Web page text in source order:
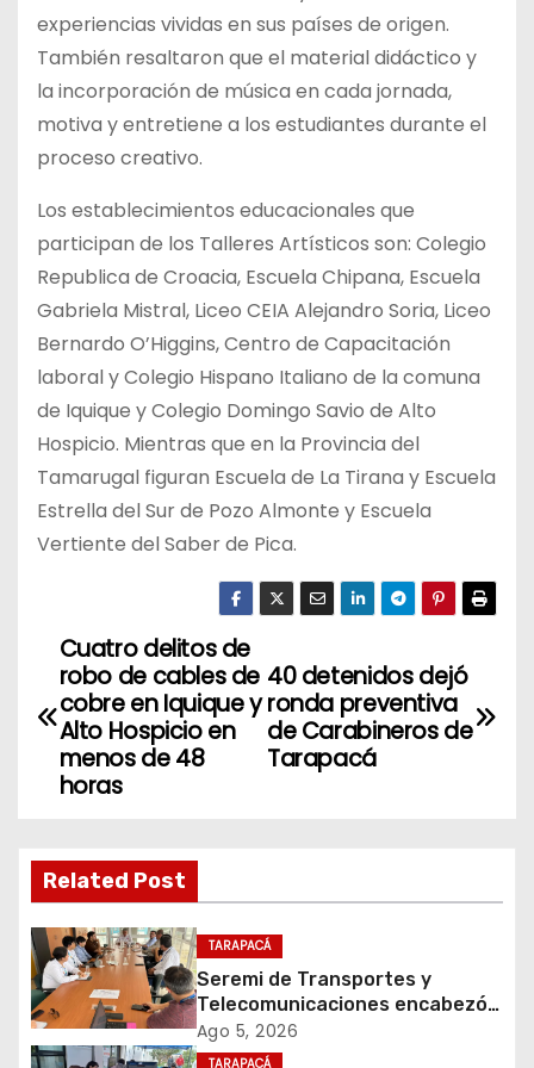
experiencias vividas en sus países de origen.
También resaltaron que el material didáctico y
la incorporación de música en cada jornada,
motiva y entretiene a los estudiantes durante el
proceso creativo.
Los establecimientos educacionales que
participan de los Talleres Artísticos son: Colegio
Republica de Croacia, Escuela Chipana, Escuela
Gabriela Mistral, Liceo CEIA Alejandro Soria, Liceo
Bernardo O’Higgins, Centro de Capacitación
laboral y Colegio Hispano Italiano de la comuna
de Iquique y Colegio Domingo Savio de Alto
Hospicio. Mientras que en la Provincia del
Tamarugal figuran Escuela de La Tirana y Escuela
Estrella del Sur de Pozo Almonte y Escuela
Vertiente del Saber de Pica.
N
a
g
a
c
i
40 detenidos dejó
ronda preventiva
de Carabineros de
Tarapacá
Cuatro delitos de
robo de cables de
cobre en Iquique y
Alto Hospicio en
menos de 48
horas
Related Post
TARAPACÁ
Seremi de Transportes y
Telecomunicaciones encabezó
primera mesa de coordinación
para el retiro de cables en
Ago 5, 2026
TARAPACÁ